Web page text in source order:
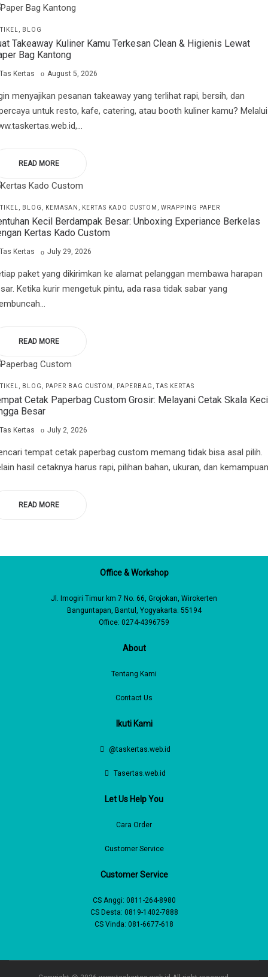
BLOG
Takeaway Kuliner Kamu Terkesan Clean & Higienis Lewat
Bag Kantong
Tas Kertas
Posted
August 5, 2026
menyajikan pesanan takeaway yang terlihat rapi, bersih, dan
untuk resto, kafe, catering, atau booth kuliner kamu? Melalui
READ MORE
BLOG KEMASAN KERTAS KADO CUSTOM WRAPPING PAPER
Kecil Berdampak Besar: Unboxing Experiance Berkelas
Kertas Kado Custom
Tas Kertas
Posted
July 29, 2026
paket yang dikirimkan ke alamat pelanggan membawa harapan
Ketika kurir mengetuk pintu, ada rasa tidak sabar yang
READ MORE
BLOG PAPER BAG CUSTOM PAPERBAG TAS KERTAS
Cetak Paperbag Custom Grosir: Melayani Cetak Skala
Besar
Tas Kertas
Posted
July 2, 2026
tempat cetak paperbag custom memang tidak bisa asal pilih.
hasil cetaknya harus rapi, pilihan bahan, ukuran, dan
READ MORE
Office & Workshop
Jl. Imogiri Timur km 7 No. 66, Grojokan, Wirokerten
Banguntapan, Bantul, Yogyakarta. 55194
Office: 0274-4396759
About
Tentang Kami
Contact Us
Ikuti Kami
@taskertas.web.id
Tasertas.web.id
Let Us Help You
Cara Order
Customer Service
Customer Service
CS Anggi: 0811-264-8980
CS Desta: 0819-1402-7888
CS Vinda: 081-6677-618